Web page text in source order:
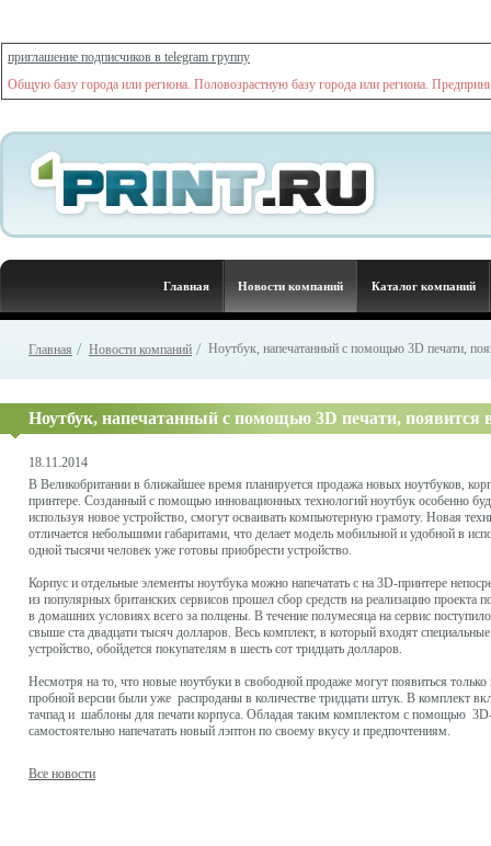
приглашение подписчиков в telegram группу
Общую базу города или региона. Половозрастную базу города или региона.
Главная Новости компаний Каталог компаний
Главная / Новости компаний / Ноутбук, напечатанный с помощью 3D печати,
Ноутбук, напечатанный с помощью 3D печати,
18.11.2014
В Великобритании в ближайшее время планируется продажа новых ноутбуков,
принтере. Созданный с помощью инновационных технологий ноутбук особенно
используя новое устройство, смогут осваивать компьютерную грамоту. Новая
отличается небольшими габаритами, что делает модель мобильной и удобной в
одной тысячи человек уже готовы приобрести устройство.
Корпус и отдельные элементы ноутбука можно напечатать с на 3D-принтере
из популярных британских сервисов прошел сбор средств на реализацию проекта
в домашних условиях всего за полцены. В течение полумесяца на сервис
свыше ста двадцати тысяч долларов. Весь комплект, в который входят
устройство, обойдется покупателям в шесть сот тридцать долларов.
Несмотря на то, что новые ноутбуки в свободной продаже могут появиться только
пробной версии были уже распроданы в количестве тридцати штук. В комплект
тачпад и шаблоны для печати корпуса. Обладая таким комплектом с помощью
самостоятельно напечатать новый лэптон по своему вкусу и предпочтениям.
Все новости